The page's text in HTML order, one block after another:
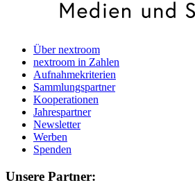
Über nextroom
nextroom in Zahlen
Aufnahmekriterien
Sammlungspartner
Kooperationen
Jahrespartner
Newsletter
Werben
Spenden
Unsere Partner: